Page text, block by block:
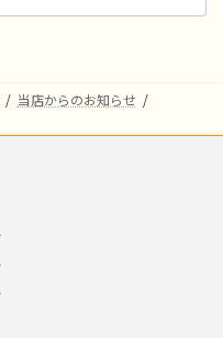
当店からのお知らせ